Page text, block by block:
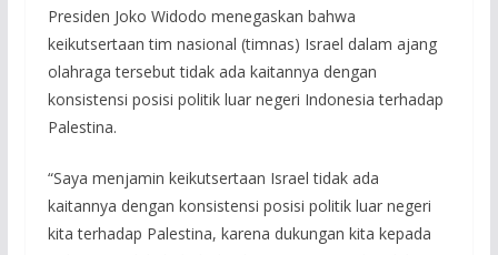
Presiden Joko Widodo menegaskan bahwa
keikutsertaan tim nasional (timnas) Israel dalam ajang
olahraga tersebut tidak ada kaitannya dengan
konsistensi posisi politik luar negeri Indonesia terhadap
Palestina.
“Saya menjamin keikutsertaan Israel tidak ada
kaitannya dengan konsistensi posisi politik luar negeri
kita terhadap Palestina, karena dukungan kita kepada